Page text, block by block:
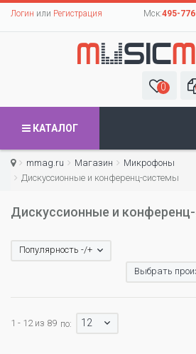
Логин или Регистрация Мск:495-
0
КАТАЛОГ
mmag.ru Магазин
Микрофоны
Дискуссионные и конференц-системы
Дискуссионные и
Популярность -/+
Выбрать
1 - 12 из 89 по: 12